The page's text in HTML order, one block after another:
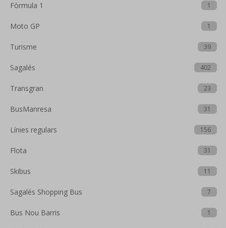
Fòrmula 1 1
Moto GP 1
Turisme 39
Sagalés 402
Transgran 23
BusManresa 31
Línies regulars 156
Flota 31
Skibus 11
Sagalés Shopping Bus 7
Bus Nou Barris 1